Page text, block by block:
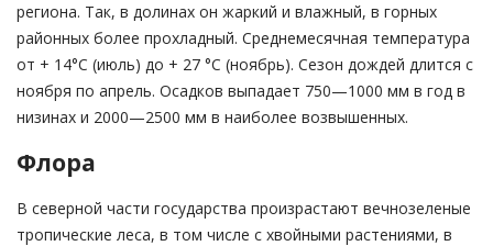
региона. Так, в долинах он жаркий и влажный, в горных
районных более прохладный. Среднемесячная температура
от + 14°С (июль) до + 27 °С (ноябрь). Сезон дождей длится с
ноября по апрель. Осадков выпадает 750—1000 мм в год в
низинах и 2000—2500 мм в наиболее возвышенных.
Флора
В северной части государства произрастают вечнозеленые
тропические леса, в том числе с хвойными растениями, в